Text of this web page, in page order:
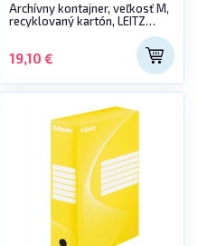
Archívny kontajner, veľkosť M,
recyklovaný kartón, LEITZ
19,10 €